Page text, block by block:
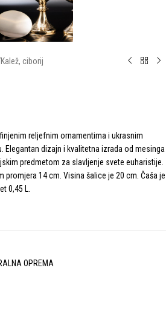
Kalež, ciborij
reljefnim ornamentima i ukrasnim
Elegantan dizajn i kvalitetna izrada od mesinga
predmetom za slavljenje svete euharistije.
promjera 14 cm. Visina šalice je 20 cm. Čaša je
0,45 L.
OPREMA